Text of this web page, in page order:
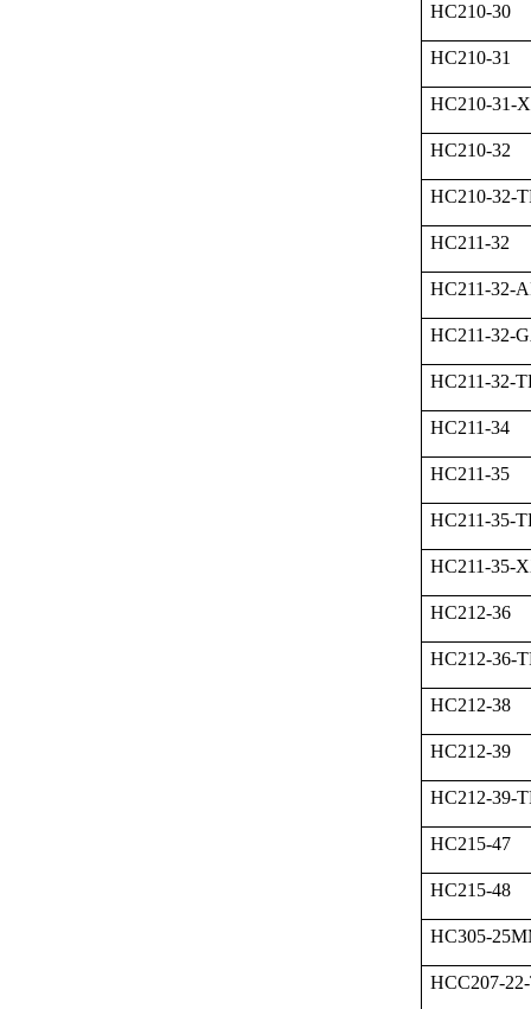
HC210-30
HC210-31
HC210-31-
HC210-32
HC210-32-
HC211-32
HC211-32-
HC211-32-
HC211-32-
HC211-34
HC211-35
HC211-35-
HC211-35-
HC212-36
HC212-36-
HC212-38
HC212-39
HC212-39-
HC215-47
HC215-48
HC305-
HCC207-